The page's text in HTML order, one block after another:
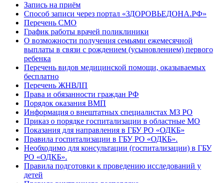
Запись на приём
Способ записи через портал «ЗДОРОВЬЕДОНА.РФ»
Перечень СМО
График работы врачей поликлиники
О возможности получения семьями ежемесячной
выплаты в связи с рождением (усыновлением) первого
ребенка
Перечень видов медицинской помощи, оказываемых
бесплатно
Перечень ЖНВЛП
Права и обязанности граждан РФ
Порядок оказания ВМП
Информация о внештатных специалистах МЗ РО
Приказ о порядке госпитализации в областные МО
Показания для направления в ГБУ РО «ОДКБ»
Правила госпитализации в ГБУ РО «ОДКБ».
Необходимо для консультации (госпитализации) в ГБУ
РО «ОДКБ».
Правила подготовки к проведению исследований у
детей